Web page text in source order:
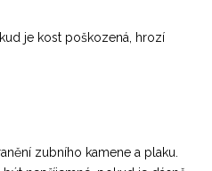
je kost poškozená, hrozí
zubního kamene a plaku.